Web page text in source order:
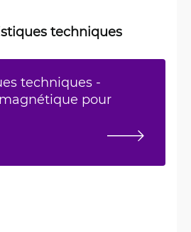
techniques
techniques -
pour